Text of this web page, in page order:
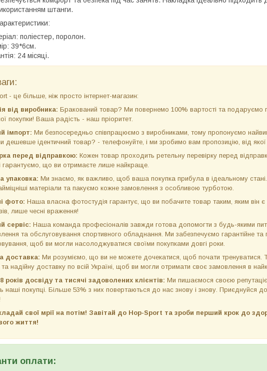
штанги.
поліестер, поролон.
39*6см.
24 місяці.
- це більше, ніж просто інтернет-магазин:
від виробника: Бракований товар? Ми повернемо 100% вартості та подаруємо
покупки! Ваша радість - наш пріоритет.
імпорт: Ми безпосередньо співпрацюємо з виробниками, тому пропонуємо
дешевше ідентичний товар? - телефонуйте, і ми зробимо вам пропозицію, від
перед відправкою: Кожен товар проходить ретельну перевірку перед
гарантуємо, що ви отримаєте лише найкраще.
упаковка: Ми знаємо, як важливо, щоб ваша покупка прибула в ідеальному
матеріали та пакуємо кожне замовлення з особливою турботою.
фото: Наша власна фотостудія гарантує, що ви побачите товар таким, яким він
лише чесні враження!
сервіс: Наша команда професіоналів завжди готова допомогти з будь-якими
та обслуговування спортивного обладнання. Ми забезпечуємо гарантійне та
щоб ви могли насолоджуватися своїми покупками довгі роки.
доставка: Ми розуміємо, що ви не можете дочекатися, щоб почати тренуватися.
надійну доставку по всій Україні, щоб ви могли отримати своє замовлення в
років досвіду та тисячі задоволених клієнтів: Ми пишаємося своєю
наші покупці. Більше 53% з них повертаються до нас знову і знову. Приєднуйся
свої мрії на потім! Завітай до Hop-Sport та зроби перший крок до
життя!
оплати: